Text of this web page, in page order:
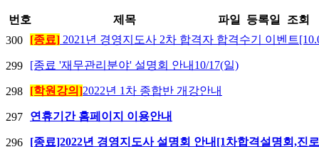
번호 제목 파일 등록일
조회
300
[종료] 2021년 경영지도사 2차 합격자 합격수기 이벤트
299 [종료 '재무관리분야' 설명회 안내10/17(일)
298 [학원강의]2022년 1차 종합반 개강안내
297 연휴기간 홈페이지 이용안내
296 [종료]2022년 경영지도사 설명회 안내[1차합격설명회,진